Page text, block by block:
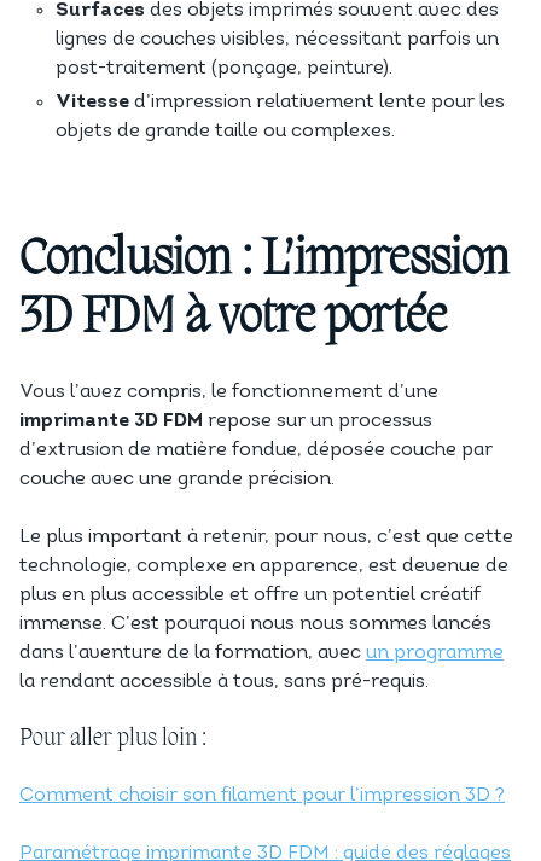
Surfaces des objets imprimés souvent avec des
lignes de couches visibles, nécessitant parfois un
post-traitement (ponçage, peinture).
Vitesse d’impression relativement lente pour les
objets de grande taille ou complexes.
Conclusion : L’impression
3D FDM à votre portée
Vous l’avez compris, le fonctionnement d’une
imprimante 3D FDM repose sur un processus
d’extrusion de matière fondue, déposée couche par
couche avec une grande précision.
Le plus important à retenir, pour nous, c’est que cette
technologie, complexe en apparence, est devenue de
plus en plus accessible et offre un potentiel créatif
immense. C’est pourquoi nous nous sommes lancés
dans l’aventure de la formation, avec un programme
la rendant accessible à tous, sans pré-requis.
Pour aller plus loin :
Comment choisir son filament pour l’impression 3D ?
Paramétrage imprimante 3D FDM : guide des réglages